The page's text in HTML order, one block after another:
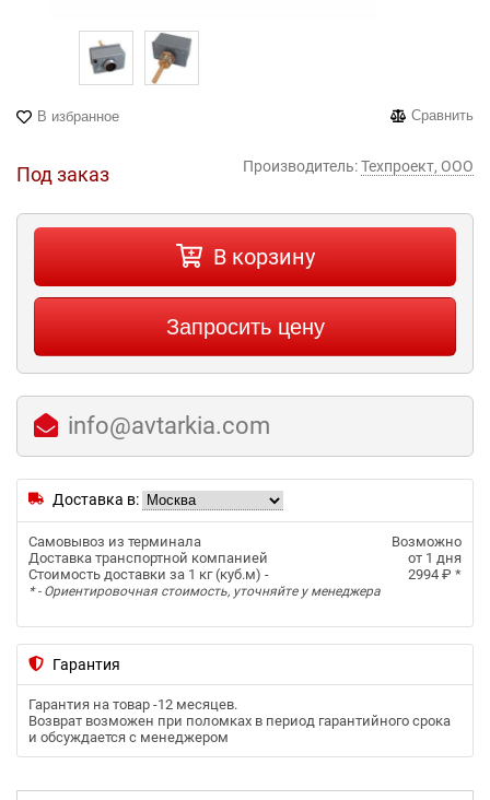
В избранное Сравнить
Под заказ Производитель:Техпроект, ООО
В корзину
Запросить цену
info@avtarkia.com
Доставка в:
Самовывоз из терминала
Возможно
Доставка транспортной компанией
от 1 дня
Стоимость доставки за 1 кг (куб.м) -
2994 ₽ *
* - Ориентировочная стоимость, уточняйте у менеджера
Гарантия
Гарантия на товар -12 месяцев.
Возврат возможен при поломках в период гарантийного срока
и обсуждается с менеджером